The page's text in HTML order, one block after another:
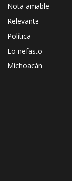
Nota amable
Relevante
Política
Lo nefasto
Michoacán